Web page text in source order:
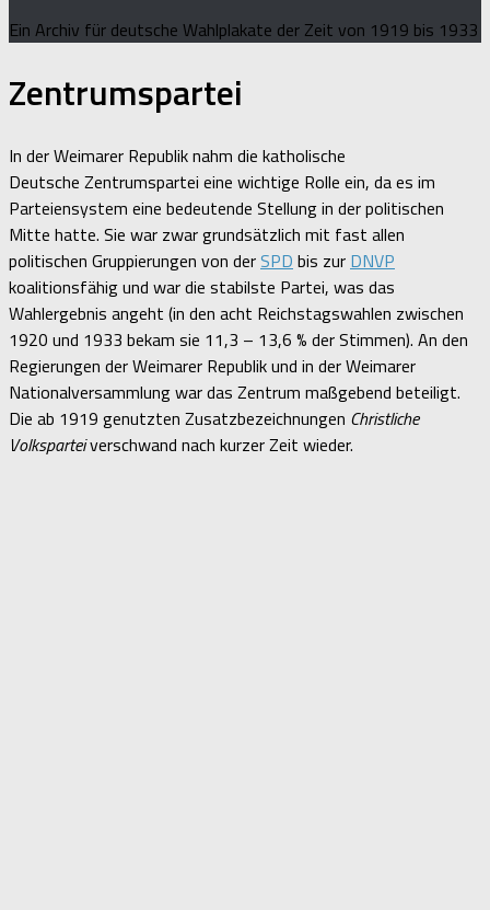
Ein Archiv für deutsche Wahlplakate der Zeit von 1919 bis 1933
Zentrumspartei
In der Weimarer Republik nahm die katholische
Deutsche Zentrumspartei eine wichtige Rolle ein, da es im
Parteiensystem eine bedeutende Stellung in der politischen
Mitte hatte. Sie war zwar grundsätzlich mit fast allen
politischen Gruppierungen von derSPD bis zur DNVP
koalitionsfähig und war die stabilste Partei, was das
Wahlergebnis angeht (in den acht Reichstagswahlen zwischen
1920 und 1933 bekam sie 11,3 – 13,6 % der Stimmen). An den
Regierungen der Weimarer Republik und in der Weimarer
Nationalversammlung war das Zentrum maßgebend beteiligt.
Die ab 1919 genutzten Zusatzbezeichnungen Christliche
Volksparteiverschwand nach kurzer Zeit wieder.